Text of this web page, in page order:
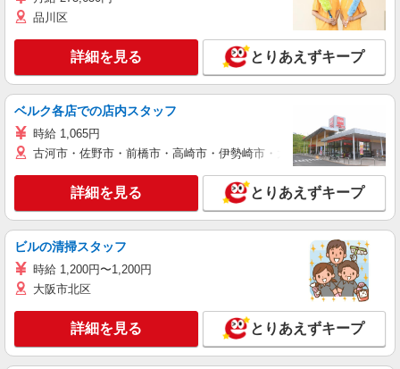
品川区
詳細を見る とりあえずキープ
ベルク各店での店内スタッフ
時給 1,065円
古河市・佐野市・前橋市・高崎市・伊勢崎市・太田市・館林市・藤
詳細を見る とりあえずキープ
ビルの清掃スタッフ
時給 1,200円〜1,200円
大阪市北区
詳細を見る とりあえずキープ